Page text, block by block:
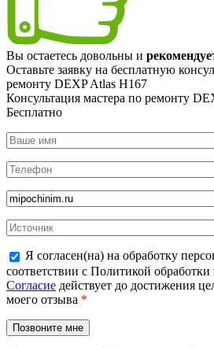
Вы остаетесь довольны и
Оставьте заявку на бесплатную
ремонту DEXP Atlas H167
Консультация мастера по ремонту
Бесплатно
Я согласен(на) на обработку
соответствии с Политикой
Согласие действует до достижения
моего отзыва *